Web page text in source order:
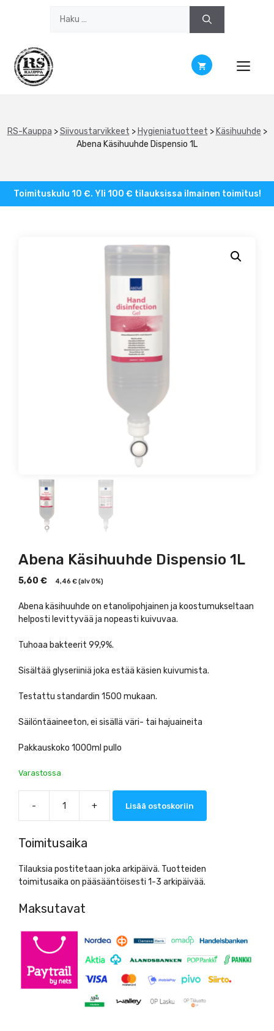
RS-Kauppa >Siivoustarvikkeet > Hygieniatuotteet > Käsihuuhde >
Abena Käsihuuhde Dispensio 1L
Toimituskulu 10 €. Yli 100 € tilauksissa ilmainen toimitus!
Abena Käsihuuhde Dispensio 1L
5,60 € 4,46 €(alv 0%)
Abena käsihuuhde on etanolipohjainen ja koostumukseltaan
helposti levittyvää ja nopeasti kuivuvaa.
Tuhoaa bakteerit 99,9%.
Sisältää glyseriiniä joka estää käsien kuivumista.
Testattu standardin 1500 mukaan.
Säilöntäaineeton, ei sisällä väri- tai hajuaineita
Pakkauskoko 1000ml pullo
Varastossa
-
Abena
Käsihuuhde
määrä
+ Lisää ostoskoriin
Toimitusaika
Tilauksia postitetaan joka arkipäivä. Tuotteiden
toimitusaika on pääsääntöisesti 1-3 arkipäivää.
Maksutavat